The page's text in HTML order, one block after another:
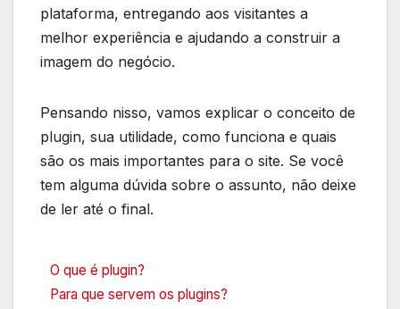
plataforma, entregando aos visitantes a
melhor experiência e ajudando a construir a
imagem do negócio.
Pensando nisso, vamos explicar o conceito de
plugin, sua utilidade, como funciona e quais
são os mais importantes para o site. Se você
tem alguma dúvida sobre o assunto, não deixe
de ler até o final.
O que é plugin?
Para que servem os plugins?